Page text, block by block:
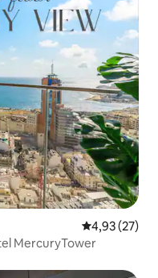
4,93 (27)
MercuryTower